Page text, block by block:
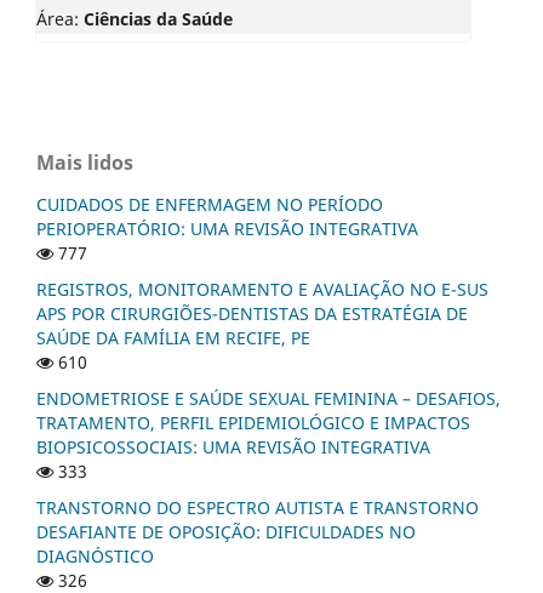
Área: Ciências da Saúde
Mais lidos
CUIDADOS DE ENFERMAGEM NO PERÍODO
PERIOPERATÓRIO: UMA REVISÃO INTEGRATIVA
777
REGISTROS, MONITORAMENTO E AVALIAÇÃO NO E-SUS
APS POR CIRURGIÕES-DENTISTAS DA ESTRATÉGIA DE
SAÚDE DA FAMÍLIA EM RECIFE, PE
610
ENDOMETRIOSE E SAÚDE SEXUAL FEMININA – DESAFIOS,
TRATAMENTO, PERFIL EPIDEMIOLÓGICO E IMPACTOS
BIOPSICOSSOCIAIS: UMA REVISÃO INTEGRATIVA
333
TRANSTORNO DO ESPECTRO AUTISTA E TRANSTORNO
DESAFIANTE DE OPOSIÇÃO: DIFICULDADES NO
DIAGNÓSTICO
326